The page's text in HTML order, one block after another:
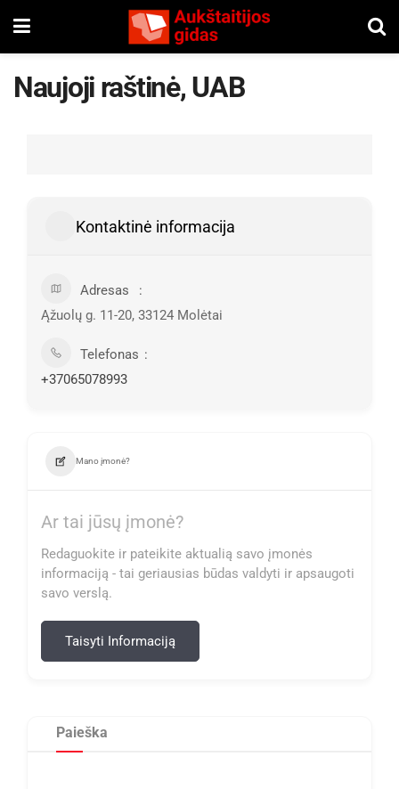
Naujoji raštinė, UAB
Kontaktinė informacija
Adresas
Ąžuolų g. 11-20, 33124 Molėtai
Telefonas
+37065078993
Mano įmonė?
Ar tai jūsų įmonė?
Redaguokite ir pateikite aktualią savo įmonės
informaciją - tai geriausias būdas valdyti ir apsaugoti
savo verslą.
Taisyti Informaciją
Paieška